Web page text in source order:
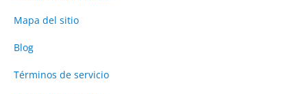
Mapa del sitio
Blog
Términos de servicio